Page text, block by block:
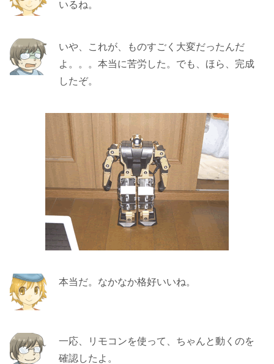
いるね。
いや、これが、ものすごく大変だったんだ
よ。。。本当に苦労した。でも、ほら、完成
したぞ。
本当だ。なかなか格好いいね。
一応、リモコンを使って、ちゃんと動くのを
確認したよ。